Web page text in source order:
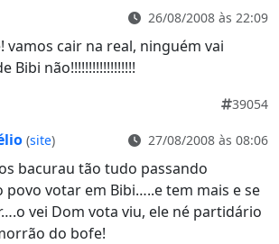
26/08/2008 às 22:09
vamos cair na real, ninguém vai
Bibi não!!!!!!!!!!!!!!!!!!
39054
(site) 27/08/2008 às 08:06
bacurau tão tudo passando
povo votar em Bibi…..e tem mais e se
vei Dom vota viu, ele né partidário
do bofe!